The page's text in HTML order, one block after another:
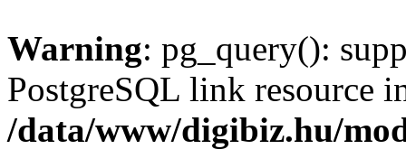
Warning: pg_query():
PostgreSQL link resource
/data/www/digibiz.hu/